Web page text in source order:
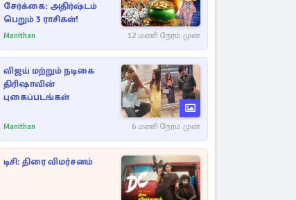
சேர்க்கை: அதிர்ஷ்டம்
பெறும் 3 ராசிகள்!
Manithan 12 மணி நேரம் முன்
விஜய் மற்றும் நடிகை
திரிஷாவின்
புகைப்படங்கள்
Manithan 6 மணி நேரம் முன்
டிசி: திரை விமர்சனம்